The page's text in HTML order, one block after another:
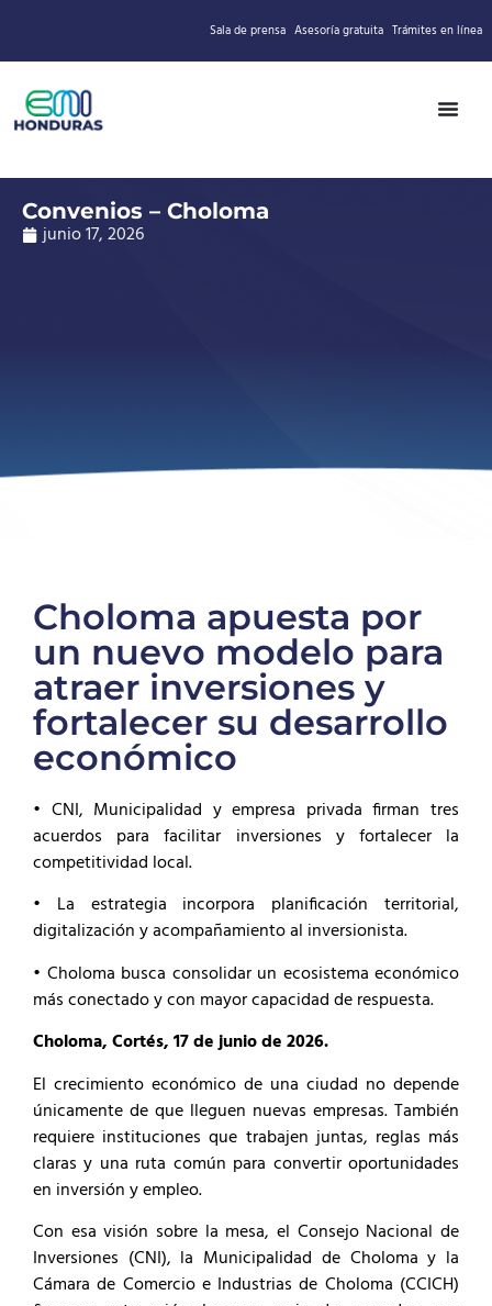
Sala de prensa Asesoría gratuita Trámites en línea
Convenios – Choloma
junio 17, 2026
Choloma apuesta por
un nuevo modelo para
atraer inversiones y
fortalecer su desarrollo
económico
• CNI, Municipalidad y empresa privada firman tres
acuerdos para facilitar inversiones y fortalecer la
competitividad local.
• La estrategia incorpora planificación territorial,
digitalización y acompañamiento al inversionista.
• Choloma busca consolidar un ecosistema económico
más conectado y con mayor capacidad de respuesta.
Choloma, Cortés, 17 de junio de 2026.
El crecimiento económico de una ciudad no depende
únicamente de que lleguen nuevas empresas. También
requiere instituciones que trabajen juntas, reglas más
claras y una ruta común para convertir oportunidades
en inversión y empleo.
Con esa visión sobre la mesa, el Consejo Nacional de
Inversiones (CNI), la Municipalidad de Choloma y la
Cámara de Comercio e Industrias de Choloma (CCICH)